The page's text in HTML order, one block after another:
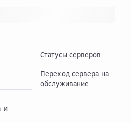
и
Статусы серверов
Переход сервера на
обслуживание